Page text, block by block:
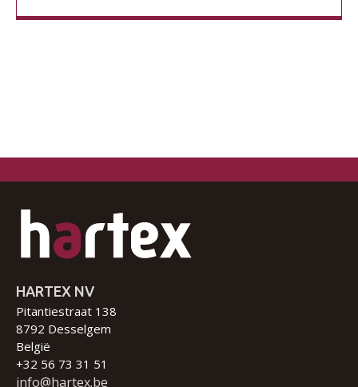
HARTEX NV
Pitantiestraat 138
8792 Desselgem
België
+32 56 73 31 51
info@hartex.be